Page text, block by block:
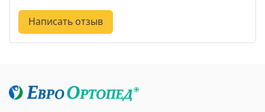
Написать отзыв